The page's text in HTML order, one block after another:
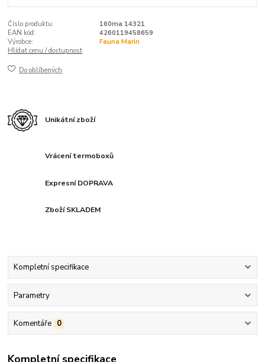
Číslo produktu:
160ma 14321
EAN kód:
4260119458659
Výrobce:
Fauna Marin
Hlídat cenu / dostupnost
Do oblíbených
Unikátní zboží
Vrácení termoboxů
Expresní DOPRAVA
Zboží SKLADEM
Kompletní specifikace
Parametry
Komentáře 0